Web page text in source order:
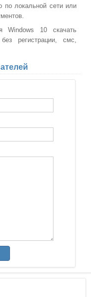
по локальной сети или
Windows 10 скачать
регистрации, смс,